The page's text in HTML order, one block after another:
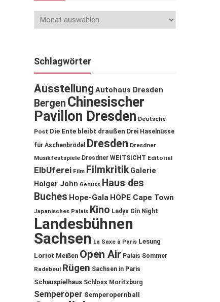
Schlagwörter
Ausstellung Autohaus Dresden
Bergen Chinesischer
Pavillon Dresden Deutsche
Post Die Ente bleibt draußen Drei Haselnüsse
für Aschenbrödel
Dresden Dresdner
Musikfestspiele Dresdner WEITSICHT Editorial
ElbUferei Film Filmkritik Galerie
Holger John Genuss Haus des
Buches Hope-Gala HOPE Cape Town
Japanisches Palais Kino Ladys Gin Night
Landesbühnen
Sachsen La Saxe à Paris Lesung
Loriot Meißen Open Air Palais Sommer
Radebeul Rügen Sachsen in Paris
Schauspielhaus Schloss Moritzburg
Semperoper Semperopernball